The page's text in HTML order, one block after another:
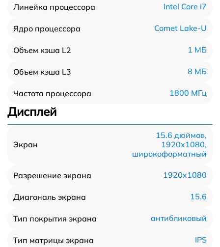
Линейка процессора Intel Core i7
Ядро процессора Comet Lake-U
Объем кэша L2 1 МБ
Объем кэша L3 8 МБ
Частота процессора 1800 МГц
Дисплей
Экран
15.6 дюймов,
1920x1080,
широкоформатный
Разрешение экрана 1920x1080
Диагональ экрана 15.6
Тип покрытия экрана антибликовый
Тип матрицы экрана IPS